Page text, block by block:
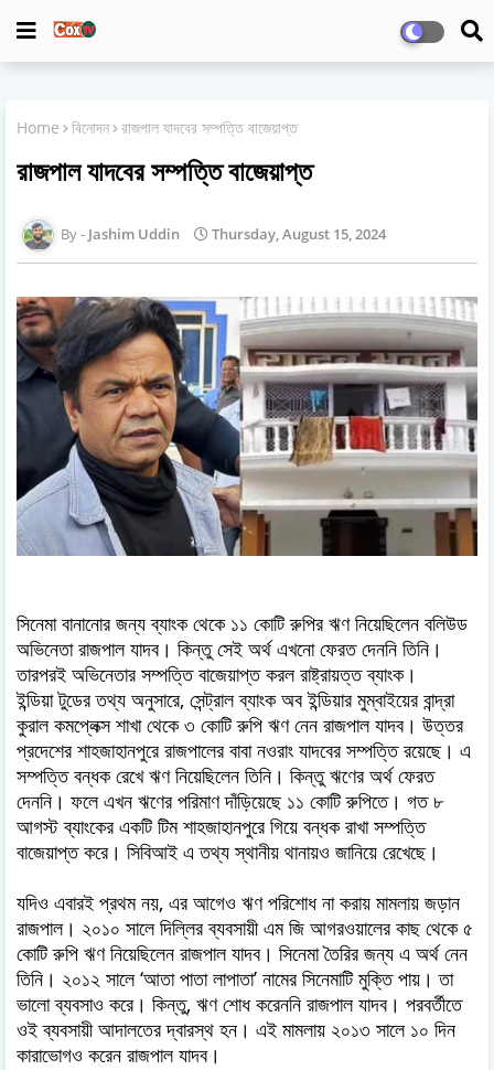
Home বিনোদন রাজপাল যাদবের সম্পত্তি বাজেয়াপ্ত
রাজপাল যাদবের সম্পত্তি বাজেয়াপ্ত
Jashim Uddin Thursday, August 15, 2024
সিনেমা বানানোর জন্য ব্যাংক থেকে ১১ কোটি রুপির ঋণ নিয়েছিলেন বলিউড
অভিনেতা রাজপাল যাদব। কিন্তু সেই অর্থ এখনো ফেরত দেননি তিনি।
তারপরই অভিনেতার সম্পত্তি বাজেয়াপ্ত করল রাষ্ট্রায়ত্ত ব্যাংক।
ইন্ডিয়া টুডের তথ্য অনুসারে, সেন্ট্রাল ব্যাংক অব ইন্ডিয়ার মুম্বাইয়ের বান্দ্রা
কুরাল কমপ্লেক্স শাখা থেকে ৩ কোটি রুপি ঋণ নেন রাজপাল যাদব। উত্তর
প্রদেশের শাহজাহানপুরে রাজপালের বাবা নওরাং যাদবের সম্পত্তি রয়েছে। এ
সম্পত্তি বন্ধক রেখে ঋণ নিয়েছিলেন তিনি। কিন্তু ঋণের অর্থ ফেরত
দেননি। ফলে এখন ঋণের পরিমাণ দাঁড়িয়েছে ১১ কোটি রুপিতে। গত ৮
আগস্ট ব্যাংকের একটি টিম শাহজাহানপুরে গিয়ে বন্ধক রাখা সম্পত্তি
বাজেয়াপ্ত করে। সিবিআই এ তথ্য স্থানীয় থানায়ও জানিয়ে রেখেছে।
যদিও এবারই প্রথম নয়, এর আগেও ঋণ পরিশোধ না করায় মামলায় জড়ান
রাজপাল। ২০১০ সালে দিল্লির ব্যবসায়ী এম জি আগরওয়ালের কাছ থেকে ৫
কোটি রুপি ঋণ নিয়েছিলেন রাজপাল যাদব। সিনেমা তৈরির জন্য এ অর্থ নেন
তিনি। ২০১২ সালে ‘আতা পাতা লাপাতা’ নামের সিনেমাটি মুক্তি পায়। তা
ভালো ব্যবসাও করে। কিন্তু, ঋণ শোধ করেননি রাজপাল যাদব। পরবর্তীতে
ওই ব্যবসায়ী আদালতের দ্বারস্থ হন। এই মামলায় ২০১৩ সালে ১০ দিন
কারাভোগও করেন রাজপাল যাদব।